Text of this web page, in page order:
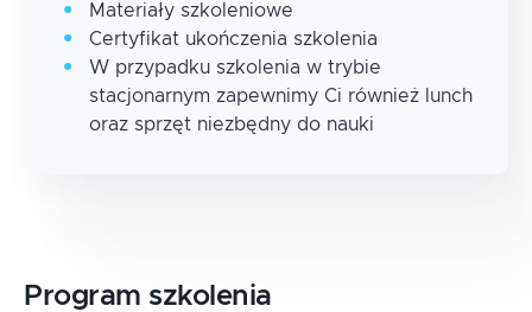
Materiały szkoleniowe
Certyfikat ukończenia szkolenia
W przypadku szkolenia w trybie
stacjonarnym zapewnimy Ci również lunch
oraz sprzęt niezbędny do nauki
Program szkolenia